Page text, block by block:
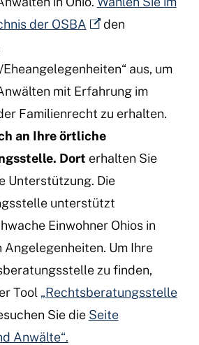
der OSBA
den
aus, um
mit Erfahrung im
Familienrecht zu erhalten.
an Ihre örtliche
Dort erhalten Sie
Unterstützung. Die
unterstützt
Einwohner Ohios in
Um Ihre
zu finden,
Tool „Rechtsberatungsstelle
Sie die Seite
Anwälte“.